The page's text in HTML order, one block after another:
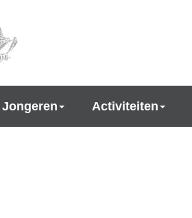
Jongeren Activiteiten